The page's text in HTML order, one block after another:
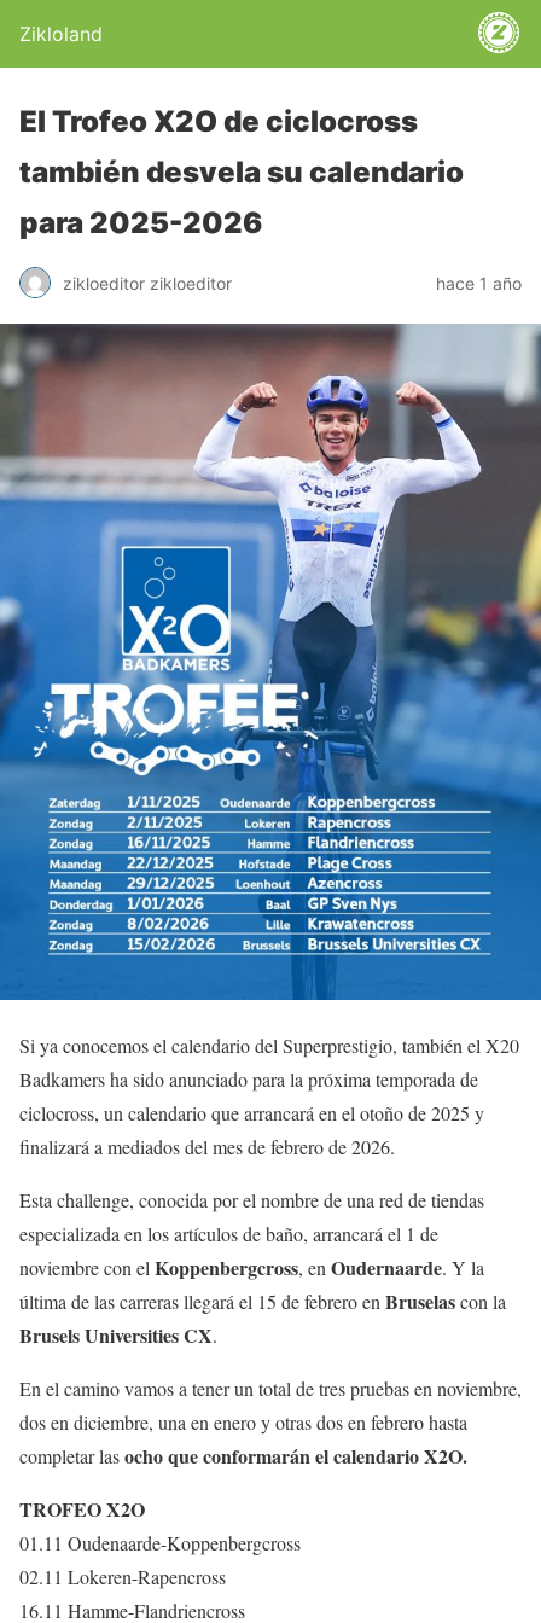
Zikloland
El Trofeo X2O de ciclocross
también desvela su calendario
para 2025-2026
zikloeditor zikloeditor hace 1 año
Si ya conocemos el calendario del Superprestigio, también el X20
Badkamers ha sido anunciado para la próxima temporada de
ciclocross, un calendario que arrancará en el otoño de 2025 y
finalizará a mediados del mes de febrero de 2026.
Esta challenge, conocida por el nombre de una red de tiendas
especializada en los artículos de baño, arrancará el 1 de
noviembre con el Koppenbergcross, en Oudernaarde. Y la
última de las carreras llegará el 15 de febrero en Bruselascon la
Brusels Universities CX.
En el camino vamos a tener un total de tres pruebas en noviembre,
dos en diciembre, una en enero y otras dos en febrero hasta
completar lasocho que conformarán el calendario X2O.
TROFEO X2O
01.11 Oudenaarde-Koppenbergcross
02.11 Lokeren-Rapencross
16.11 Hamme-Flandriencross